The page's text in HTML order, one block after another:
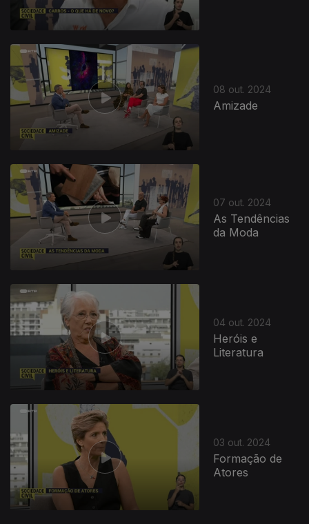
08 out. 2024
Amizade
07 out. 2024
As Tendências
da Moda
04 out. 2024
Heróis e
Literatura
03 out. 2024
Formação de
Atores